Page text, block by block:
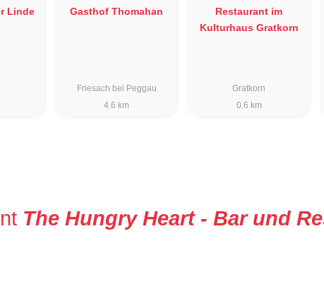
Linde Gasthof Thomahan
Friesach bei Peggau
4.6 km
Restaurant im
Kulturhaus Gratkorn
Gratkorn
0.6 km
The Hungry Heart - Bar und